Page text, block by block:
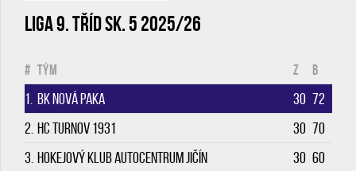
Liga 9. tříd sk. 5 2025/26
# Tým Z B
1. BK Nová Paka 30 72
2. HC Turnov 1931 30 70
3. Hokejový klub Autocentrum Jičín 30 60